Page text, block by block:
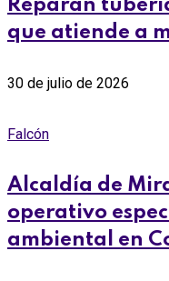
Reparan
que atiende a
30 de julio de 2026
Falcón
Alcaldía de
operativo
ambiental en